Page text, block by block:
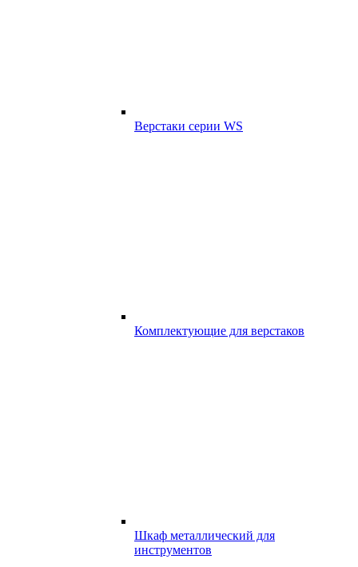
Верстаки серии WS
Комплектующие для верстаков
Шкаф металлический для
инструментов